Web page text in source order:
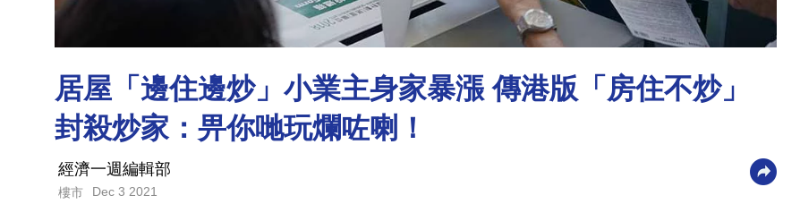
居屋「邊住邊炒」小業主身家暴漲 傳港版「房住不炒」
封殺炒家：畀你哋玩爛咗喇！
經濟一週編輯部
樓市 Dec 3 2021